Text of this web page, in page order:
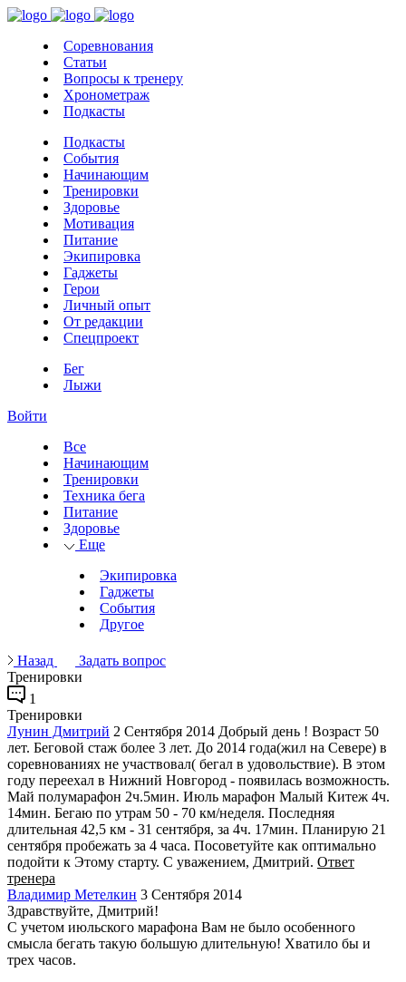
Соревнования
Статьи
Вопросы к тренеру
Хронометраж
Подкасты
Подкасты
События
Начинающим
Тренировки
Здоровье
Мотивация
Питание
Экипировка
Гаджеты
Герои
Личный опыт
От редакции
Спецпроект
Бег
Лыжи
Войти
Все
Начинающим
Тренировки
Техника бега
Питание
Здоровье
Еще
Экипировка
Гаджеты
События
Другое
Назад
Задать вопрос
Тренировки
1
Тренировки
Лунин Дмитрий 2 Сентября 2014 Добрый день ! Возраст 50
лет. Беговой стаж более 3 лет. До 2014 года(жил на Севере) в
соревнованиях не участвовал( бегал в удовольствие). В этом
году переехал в Нижний Новгород - появилась возможность.
Май полумарафон 2ч.5мин. Июль марафон Малый Китеж 4ч.
14мин. Бегаю по утрам 50 - 70 км/неделя. Последняя
длительная 42,5 км - 31 сентября, за 4ч. 17мин. Планирую 21
сентября пробежать за 4 часа. Посоветуйте как оптимально
подойти к Этому старту. С уважением, Дмитрий. Ответ
тренера
Владимир Метелкин 3 Сентября 2014
Здравствуйте, Дмитрий!
С учетом июльского марафона Вам не было особенного
смысла бегать такую большую длительную! Хватило бы и
трех часов.